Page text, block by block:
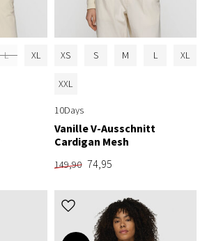
L XL XS S M L XL
XXL
10Days
Vanille V-Ausschnitt
Cardigan Mesh
149,90 74,95